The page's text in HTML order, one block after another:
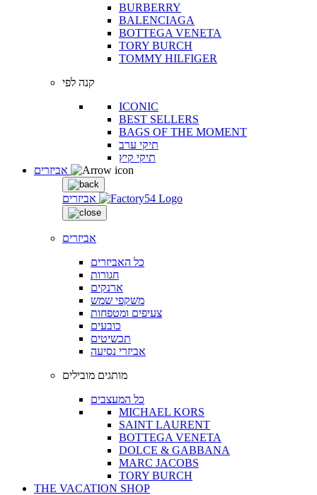
BURBERRY
BALENCIAGA
BOTTEGA VENETA
TORY BURCH
TOMMY HILFIGER
קנה לפי
ICONIC
BEST SELLERS
BAGS OF THE MOMENT
תיקי ערב
תיקי קיץ
אביזרים
אביזרים
כל האביזרים
חגורות
ארנקים
משקפי שמש
צעיפים ומטפחות
כובעים
תכשיטים
אביזרי נסיעה
מותגים מובילים
כל המעצבים
MICHAEL KORS
SAINT LAURENT
BOTTEGA VENETA
DOLCE & GABBANA
MARC JACOBS
TORY BURCH
THE VACATION SHOP